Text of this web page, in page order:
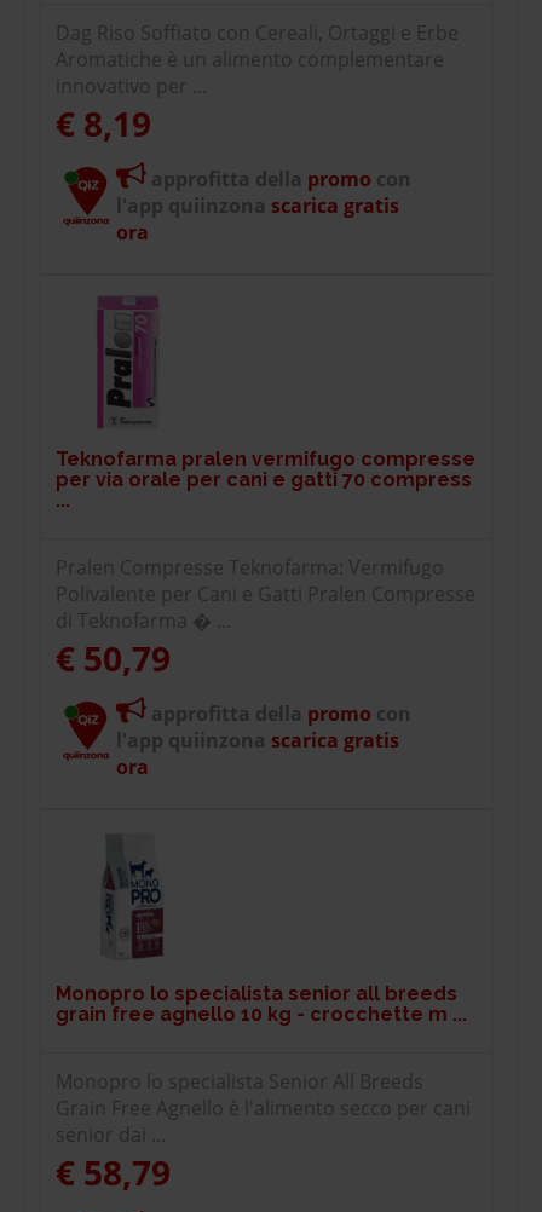
Dag Riso Soffiato con Cereali, Ortaggi e Erbe
Aromatiche è un alimento complementare
innovativo per ...
€ 8,19
approfitta della promo con
l'app quiinzona scarica gratis
ora
Teknofarma pralen vermifugo compresse
per via orale per cani e gatti 70 compress
...
Pralen Compresse Teknofarma: Vermifugo
Polivalente per Cani e Gatti Pralen Compresse
di Teknofarma � ...
€ 50,79
approfitta della promo con
l'app quiinzona scarica gratis
ora
Monopro lo specialista senior all breeds
grain free agnello 10 kg - crocchette m ...
Monopro lo specialista Senior All Breeds
Grain Free Agnello è l'alimento secco per cani
senior dai ...
€ 58,79